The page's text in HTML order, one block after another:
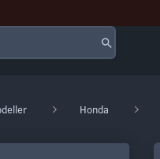
Honda